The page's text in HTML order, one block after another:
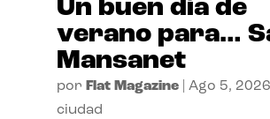
Un buen día de
verano para…
Mansanet
por Flat Magazine| Ago 5, 2026
ciudad